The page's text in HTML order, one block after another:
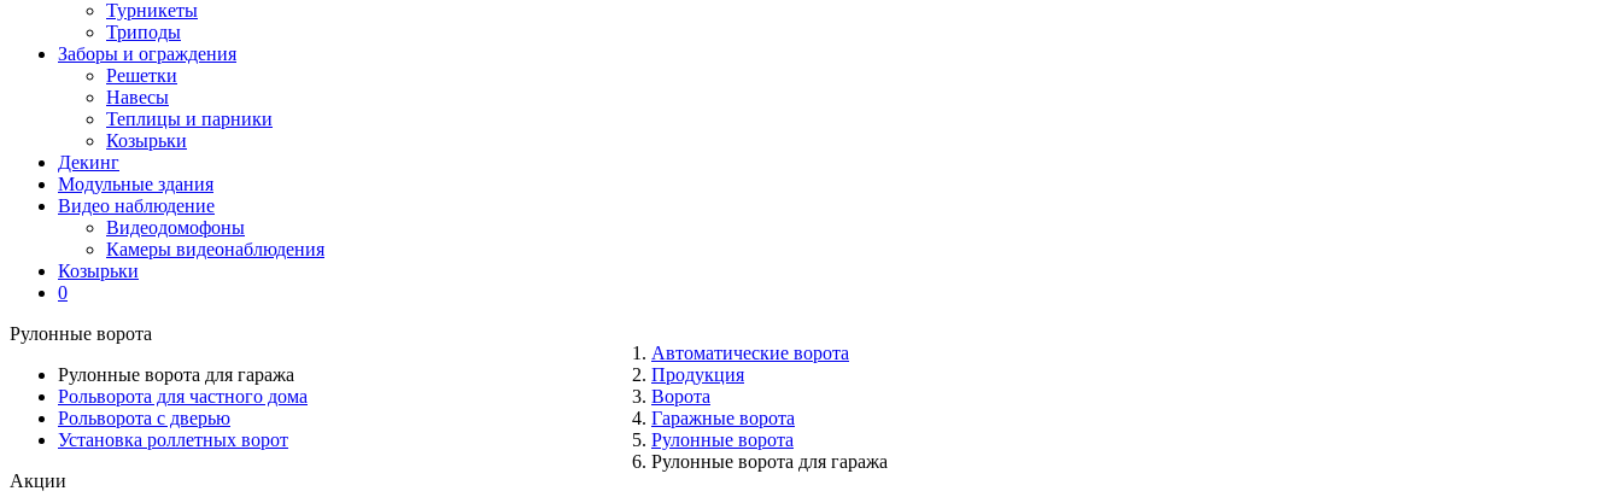
Турникеты
Триподы
Заборы и ограждения
Решетки
Навесы
Теплицы и парники
Козырьки
Декинг
Модульные здания
Видео наблюдение
Видеодомофоны
Камеры видеонаблюдения
Козырьки
0
Автоматические ворота
Продукция
Ворота
Гаражные ворота
Рулонные ворота
Рулонные ворота для гаража
Рулонные ворота
Рулонные ворота для гаража
Рольворота для частного дома
Рольворота с дверью
Установка роллетных ворот
Акции